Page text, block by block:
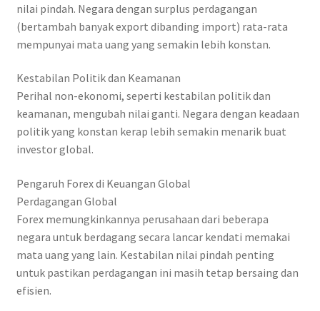
nilai pindah. Negara dengan surplus perdagangan
(bertambah banyak export dibanding import) rata-rata
mempunyai mata uang yang semakin lebih konstan.
Kestabilan Politik dan Keamanan
Perihal non-ekonomi, seperti kestabilan politik dan
keamanan, mengubah nilai ganti. Negara dengan keadaan
politik yang konstan kerap lebih semakin menarik buat
investor global.
Pengaruh Forex di Keuangan Global
Perdagangan Global
Forex memungkinkannya perusahaan dari beberapa
negara untuk berdagang secara lancar kendati memakai
mata uang yang lain. Kestabilan nilai pindah penting
untuk pastikan perdagangan ini masih tetap bersaing dan
efisien.